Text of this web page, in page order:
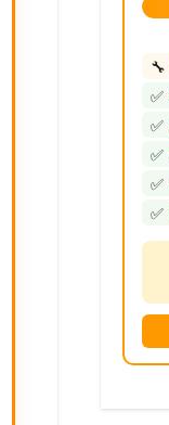
🔧
✅
✅
✅
✅
✅